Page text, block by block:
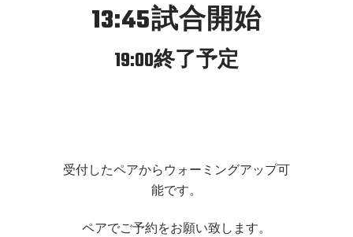
13:45試合開始
19:00終了予定
受付したペアからウォーミングアップ可
能です。
ペアでご予約をお願い致します。